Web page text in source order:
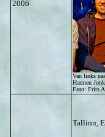
2006
Van links
Harmen
Foto: Frits
Tallinn,